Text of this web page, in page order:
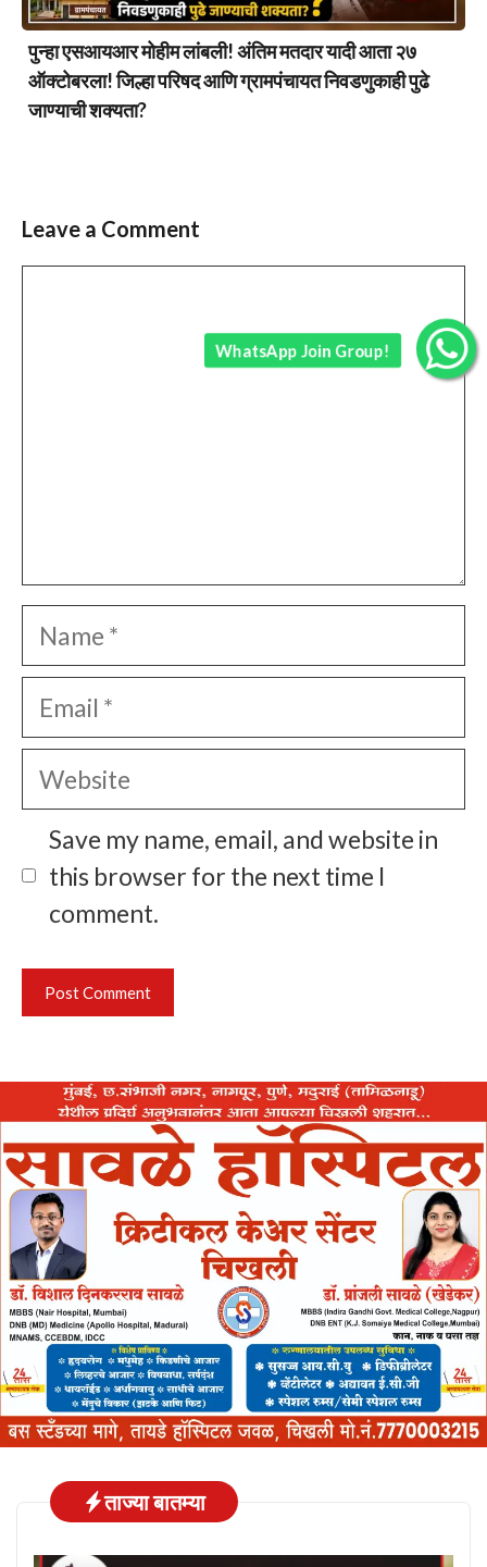
पुन्हा एसआयआर मोहीम लांबली! अंतिम मतदार यादी आता २७
ऑक्टोबरला! जिल्हा परिषद आणि ग्रामपंचायत निवडणुकाही पुढे
जाण्याची शक्यता?
Leave a Comment
Name
Email
Website
Save my name, email, and website in
this browser for the next time I
comment.
ताज्या बातम्या
WhatsApp Join Group!